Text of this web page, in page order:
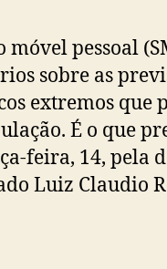
móvel pessoal
sobre as
extremos que
É o que
feira, 14, pela
Luiz Claudio